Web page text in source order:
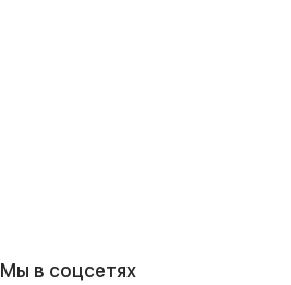
Мы в соцсетях